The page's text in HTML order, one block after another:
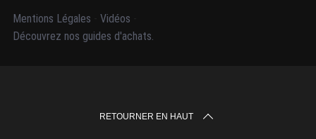
Mentions Légales Vidéos
Découvrez nos guides d'achats.
RETOURNER EN HAUT